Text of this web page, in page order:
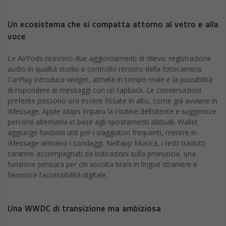
Un ecosistema che si compatta attorno al vetro e alla
voce
Le AirPods ricevono due aggiornamenti di rilievo: registrazione
audio in qualità studio e controllo remoto della fotocamera.
CarPlay introduce widget, attività in tempo reale e la possibilità
di rispondere ai messaggi con un tapback. Le conversazioni
preferite possono ora essere fissate in alto, come già avviene in
iMessage. Apple Maps impara la routine dell’utente e suggerisce
percorsi alternativi in base agli spostamenti abituali. Wallet
aggiunge funzioni utili per i viaggiatori frequenti, mentre in
iMessage arrivano i sondaggi. Nell’app Musica, i testi tradotti
saranno accompagnati da indicazioni sulla pronuncia, una
funzione pensata per chi ascolta brani in lingue straniere e
favorisce l’accessibilità digitale.
Una WWDC di transizione ma ambiziosa